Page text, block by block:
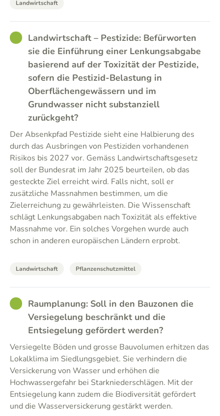
Landwirtschaft
GOODLandwirtschaft – Pestizide: Befürworten
sie die Einführung einer Lenkungsabgabe
basierend auf der Toxizität der Pestizide,
sofern die Pestizid-Belastung in
Oberflächengewässern und im
Grundwasser nicht substanziell
zurückgeht?
Der Absenkpfad Pestizide sieht eine Halbierung des
durch das Ausbringen von Pestiziden vorhandenen
Risikos bis 2027 vor. Gemäss Landwirtschaftsgesetz
soll der Bundesrat im Jahr 2025 beurteilen, ob das
gesteckte Ziel erreicht wird. Falls nicht, soll er
zusätzliche Massnahmen bestimmen, um die
Zielerreichung zu gewährleisten. Die Wissenschaft
schlägt Lenkungsabgaben nach Toxizität als effektive
Massnahme vor. Ein solches Vorgehen wurde auch
schon in anderen europäischen Ländern erprobt.
Landwirtschaft Pflanzenschutzmittel
GOODRaumplanung: Soll in den Bauzonen die
Versiegelung beschränkt und die
Entsiegelung gefördert werden?
Versiegelte Böden und grosse Bauvolumen erhitzen das
Lokalklima im Siedlungsgebiet. Sie verhindern die
Versickerung von Wasser und erhöhen die
Hochwassergefahr bei Starkniederschlägen. Mit der
Entsiegelung kann zudem die Biodiversität gefördert
und die Wasserversickerung gestärkt werden.